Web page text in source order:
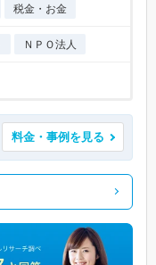
税金・お金
ＮＰＯ法人
料金・事例を見る